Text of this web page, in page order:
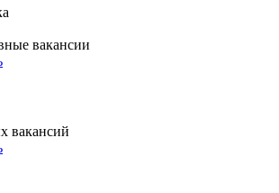
вакансии
вакансий